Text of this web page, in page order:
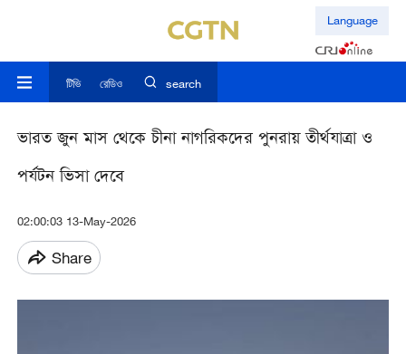
Language
টিভি রেডিও search
ভারত জুন মাস থেকে চীনা নাগরিকদের পুনরায় তীর্থযাত্রা ও
পর্যটন ভিসা দেবে
02:00:03 13-May-2026
Share